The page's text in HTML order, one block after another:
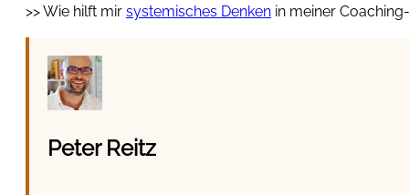
>> Wie hilft mir systemisches Denken in meiner
Peter Reitz